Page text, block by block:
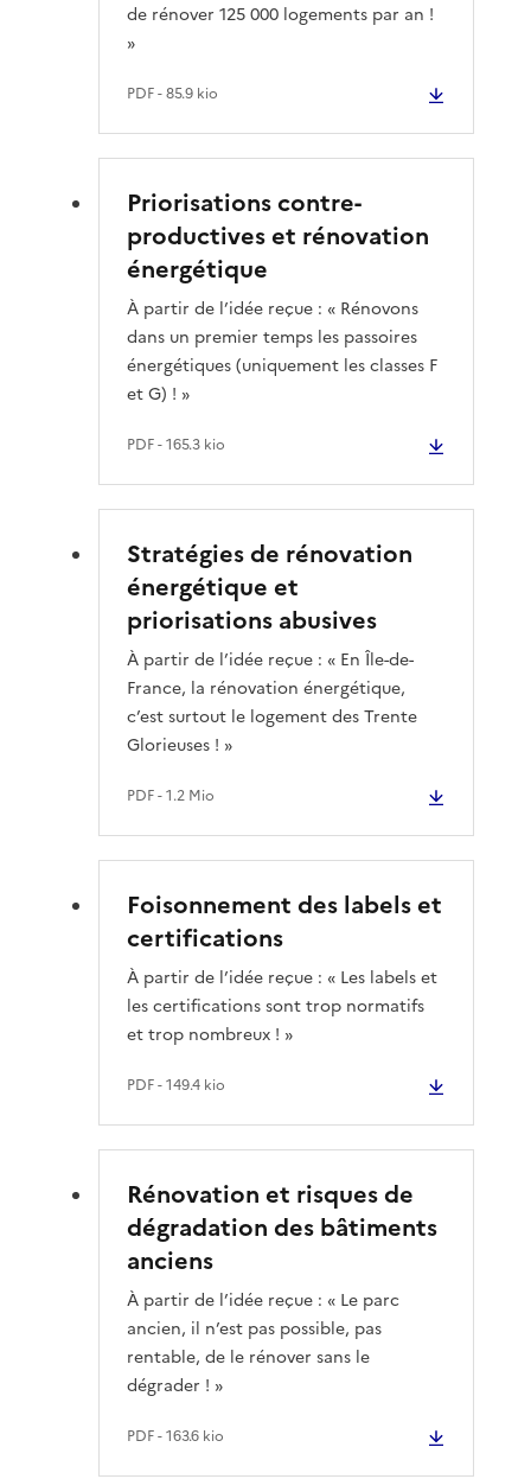
PDF- 85.9 kio
de rénover 125 000 logements par an !
»
Priorisations contre-
productives et rénovation
énergétique
PDF- 165.3 kio
À partir de l’idée reçue : « Rénovons
dans un premier temps les passoires
énergétiques (uniquement les classes F
et G) ! »
Stratégies de rénovation
énergétique et
priorisations abusives
PDF- 1.2 Mio
À partir de l’idée reçue : « En Île-de-
France, la rénovation énergétique,
c’est surtout le logement des Trente
Glorieuses ! »
Foisonnement des labels et
certifications
PDF- 149.4 kio
À partir de l’idée reçue : « Les labels et
les certifications sont trop normatifs
et trop nombreux ! »
Rénovation et risques de
dégradation des bâtiments
anciens
PDF- 163.6 kio
À partir de l’idée reçue : « Le parc
ancien, il n’est pas possible, pas
rentable, de le rénover sans le
dégrader ! »